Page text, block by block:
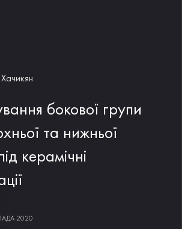
бокової групи
та нижньої
керамічні
2020